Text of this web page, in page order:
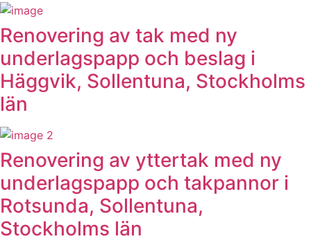
Renovering av tak med ny
underlagspapp och beslag i
Häggvik, Sollentuna, Stockholms
län
Renovering av yttertak med ny
underlagspapp och takpannor i
Rotsunda, Sollentuna,
Stockholms län